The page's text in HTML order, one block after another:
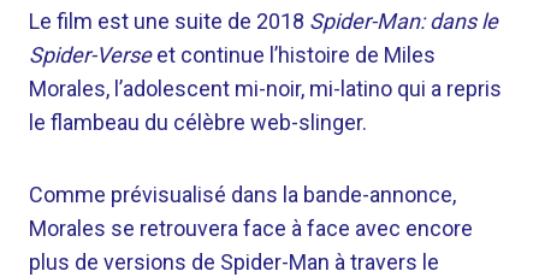
Le film est une suite de 2018 Spider-Man: dans le
Spider-Verseet continue l’histoire de Miles
Morales, l’adolescent mi-noir, mi-latino qui a repris
le flambeau du célèbre web-slinger.
Comme prévisualisé dans la bande-annonce,
Morales se retrouvera face à face avec encore
plus de versions de Spider-Man à travers le